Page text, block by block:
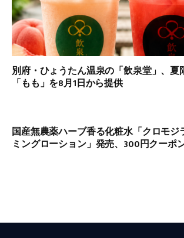
別府・ひょうたん温泉の「飲泉堂」、夏
「もも」を8月1日から提供
国産無農薬ハーブ香る化粧水「クロモジ
ミングローション」発売、300円クーポ